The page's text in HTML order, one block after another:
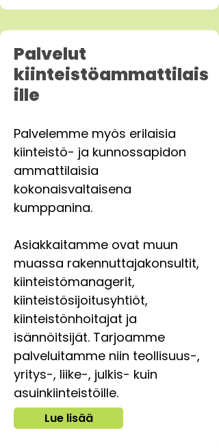
Palvelut
kiinteistöammattilais
ille
Palvelemme myös erilaisia
kiinteistö- ja kunnossapidon
ammattilaisia
kokonaisvaltaisena
kumppanina.
Asiakkaitamme ovat muun
muassa rakennuttajakonsultit,
kiinteistömanagerit,
kiinteistösijoitusyhtiöt,
kiinteistönhoitajat ja
isännöitsijät. Tarjoamme
palveluitamme niin teollisuus-,
yritys-, liike-, julkis- kuin
asuinkiinteistöille.
Lue lisää